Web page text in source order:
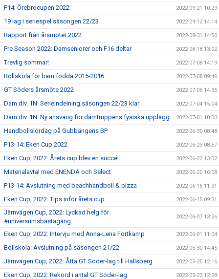
P14: Örebrocupen 2022 2022-09-21 10:29
19 lag i seriespel säsongen 22/23 2022-09-12 14:14
Rapport från årsmötet 2022 2022-08-31 14:50
Pre Season 2022: Damseniorer och F16 deltar 2022-08-18 13:02
Trevlig sommar! 2022-07-08 14:19
Bollskola för barn födda 2015-2016 2022-07-08 09:46
GT Söders årsmöte 2022 2022-07-06 14:35
Dam div. 1N: Serieindelning säsongen 22/23 klar 2022-07-04 15:04
Dam div. 1N: Ny ansvarig för damtruppens fysiska upplägg 2022-07-01 10:00
Handbollslördag på Gubbängens BP 2022-06-30 08:48
P13-14: Eken Cup 2022 2022-06-23 08:57
Eken Cup, 2022: Årets cup blev en succé! 2022-06-22 13:02
Materialavtal med ENENDA och Select 2022-06-20 16:08
P13-14: Avslutning med beachhandboll & pizza 2022-06-16 11:31
Eken Cup, 2022: Tips inför årets cup 2022-06-15 09:31
Järnvägen Cup, 2022: Lyckad helg för
#universumsbästagäng
2022-06-07 13:26
Eken Cup, 2022: Intervju med Anna-Lena Fortkamp 2022-06-01 11:04
Bollskola: Avslutning på säsongen 21/22 2022-05-30 14:45
Järnvägen Cup, 2022: Åtta GT Söder-lag till Hallsberg 2022-05-25 12:16
Eken Cup, 2022: Rekord i antal GT Söder-lag 2022-05-23 12:28